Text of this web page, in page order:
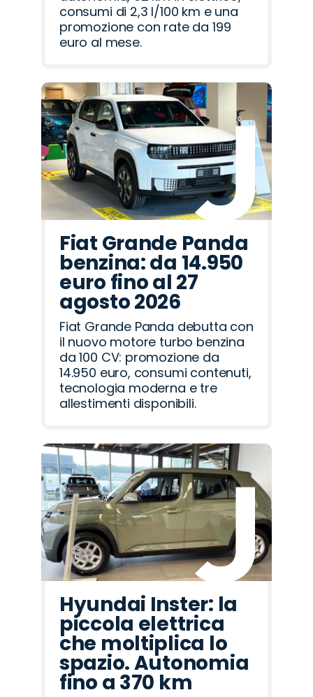
consumi di 2,3 l/100 km e una
promozione con rate da 199
euro al mese.
Fiat Grande Panda
benzina: da 14.950
euro fino al 27
agosto 2026
Fiat Grande Panda debutta con
il nuovo motore turbo benzina
da 100 CV: promozione da
14.950 euro, consumi contenuti,
tecnologia moderna e tre
allestimenti disponibili.
Hyundai Inster: la
piccola elettrica
che moltiplica lo
spazio. Autonomia
fino a 370 km